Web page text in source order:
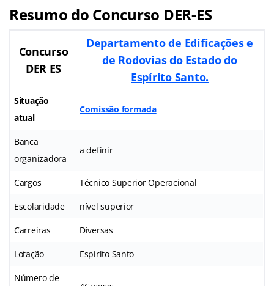
Resumo do Concurso DER-ES
Concurso
DER ES
Departamento de Edificações e
de Rodovias do Estado do
Espírito Santo.
Situação
atual
Comissão formada
Banca
organizadora
a definir
Cargos Técnico Superior Operacional
Escolaridade nível superior
Carreiras Diversas
Lotação Espírito Santo
Número de